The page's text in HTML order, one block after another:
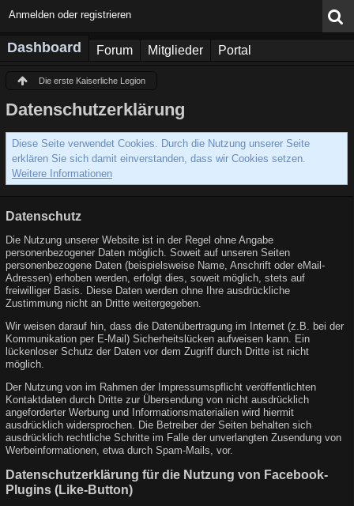
Anmelden oder registrieren
Dashboard Forum Mitglieder Portal
Die erste Kaiserliche Legion
Datenschutzerklärung
Diese Seite verwendet Cookies. Durch die Nutzung unserer Seite
erklären Sie sich damit einverstanden, dass wir Cookies setzen.
Weitere Informationen
Datenschutz
Die Nutzung unserer Website ist in der Regel ohne Angabe
personenbezogener Daten möglich. Soweit auf unseren Seiten
personenbezogene Daten (beispielsweise Name, Anschrift oder eMail-
Adressen) erhoben werden, erfolgt dies, soweit möglich, stets auf
freiwilliger Basis. Diese Daten werden ohne Ihre ausdrückliche
Zustimmung nicht an Dritte weitergegeben.
Wir weisen darauf hin, dass die Datenübertragung im Internet (z.B. bei der
Kommunikation per E-Mail) Sicherheitslücken aufweisen kann. Ein
lückenloser Schutz der Daten vor dem Zugriff durch Dritte ist nicht
möglich.
Der Nutzung von im Rahmen der Impressumspflicht veröffentlichten
Kontaktdaten durch Dritte zur Übersendung von nicht ausdrücklich
angeforderter Werbung und Informationsmaterialien wird hiermit
ausdrücklich widersprochen. Die Betreiber der Seiten behalten sich
ausdrücklich rechtliche Schritte im Falle der unverlangten Zusendung von
Werbeinformationen, etwa durch Spam-Mails, vor.
Datenschutzerklärung für die Nutzung von Facebook-
Plugins (Like-Button)